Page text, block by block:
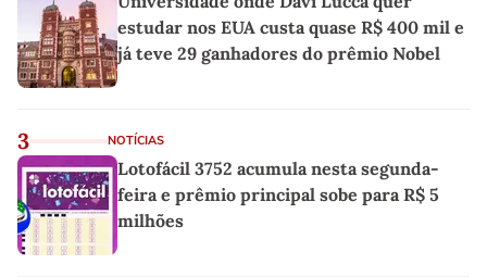
estudar nos EUA custa quase R$ 400 mil e
já teve 29 ganhadores do prêmio Nobel
3 NOTÍCIAS
Lotofácil 3752 acumula nesta segunda-
feira e prêmio principal sobe para R$ 5
milhões